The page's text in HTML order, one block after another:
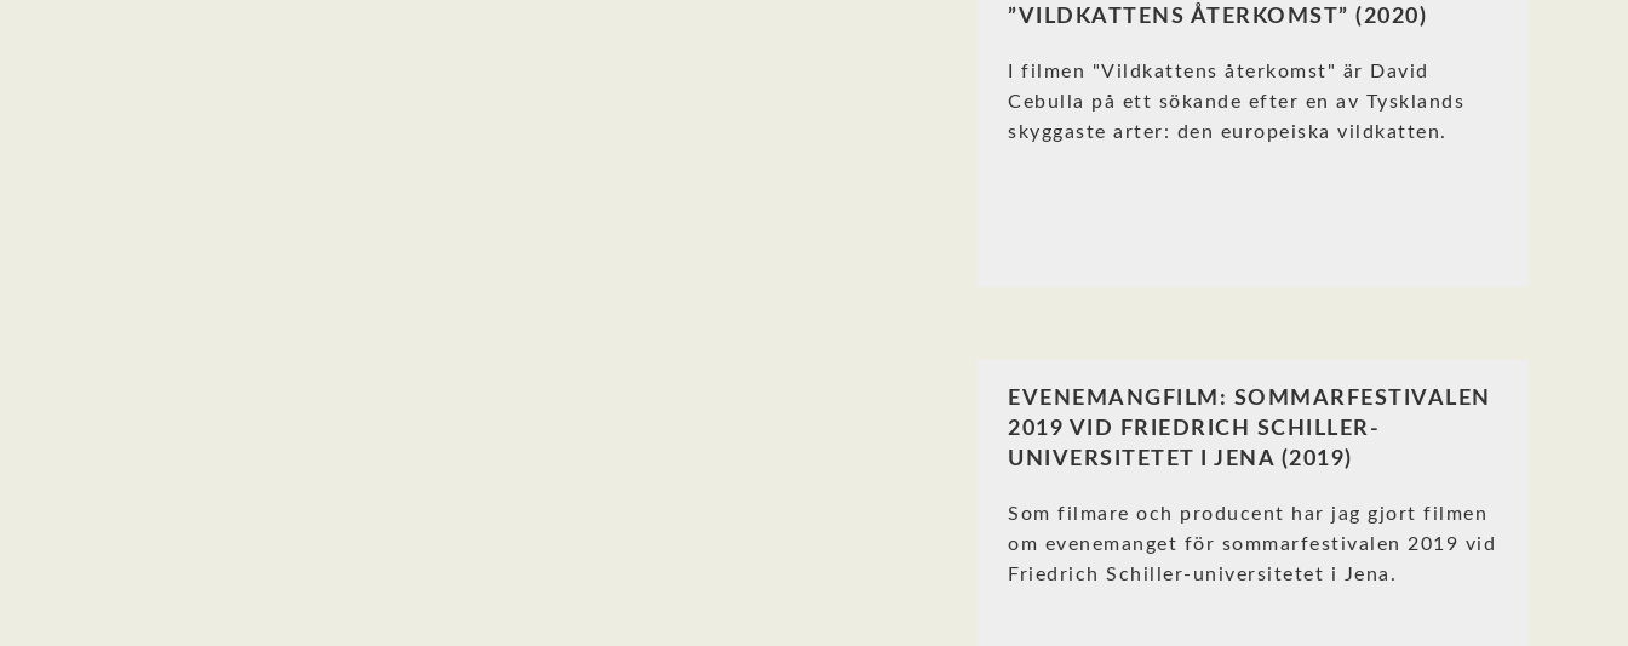
”VILDKATTENS ÅTERKOMST” (2020)
I filmen "Vildkattens återkomst" är David
Cebulla på ett sökande efter en av Tysklands
skyggaste arter: den europeiska vildkatten.
EVENEMANGFILM: SOMMARFESTIVALEN
2019 VID FRIEDRICH SCHILLER-
UNIVERSITETET I JENA (2019)
Som filmare och producent har jag gjort filmen
om evenemanget för sommarfestivalen 2019 vid
Friedrich Schiller-universitetet i Jena.